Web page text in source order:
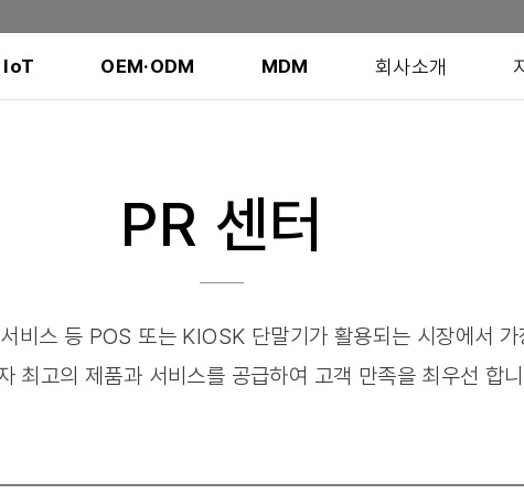
IoT OEM·ODM MDM 회사소개
PR 센터
비스 등 POS 또는 KIOSK 단말기가 활용되는 시장에서
최고의 제품과 서비스를 공급하여 고객 만족을 최우선 합